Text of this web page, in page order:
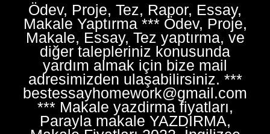
Ödev, Proje, Tez, Rapor, Essay,
Makale Yaptırma *** Ödev, Proje,
Makale, Essay, Tez yaptırma, ve
diğer talepleriniz konusunda
yardım almak için bize mail
adresimizden ulaşabilirsiniz. ***
bestessayhomework@gmail.com
*** Makale yazdirma fiyatları,
Parayla makale YAZDIRMA,